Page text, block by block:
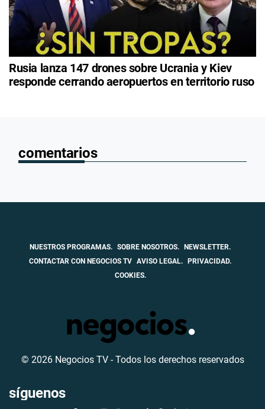
Rusia lanza 147 drones sobre Ucrania y Kiev
responde cerrando aeropuertos en territorio ruso
comentarios
NUESTROS PROGRAMAS. SOBRE NOSOTROS.
NEWSLETTER.
CONTACTAR CON NEGOCIOS TV AVISO LEGAL.
PRIVACIDAD.
COOKIES.
© 2026 Negocios TV - Todos los derechos reservados
síguenos